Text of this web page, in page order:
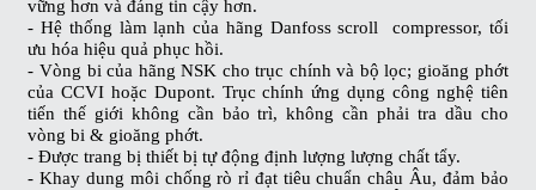
vững hơn và đáng tin cậy hơn.
- Hệ thống làm lạnh của hãng Danfoss scroll compressor, tối
ưu hóa hiệu quả phục hồi.
- Vòng bi của hãng NSK cho trục chính và bộ lọc; gioăng phớt
của CCVI hoặc Dupont. Trục chính ứng dụng công nghệ tiên
tiến thế giới không cần bảo trì, không cần phải tra dầu cho
vòng bi & gioăng phớt.
- Được trang bị thiết bị tự động định lượng lượng chất tẩy.
- Khay dung môi chống rò rỉ đạt tiêu chuẩn châu Âu, đảm bảo